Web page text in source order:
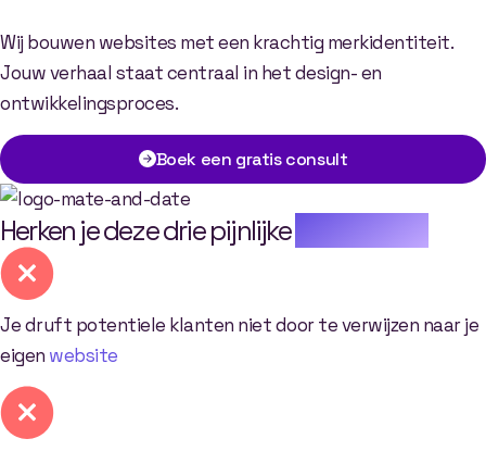
Wij bouwen websites met een krachtig merkidentiteit.
Jouw verhaal staat centraal in het design- en
ontwikkelingsproces.
Boek een gratis consult
Herken je deze drie pijnlijke
Je druft potentiele klanten niet door te verwijzen naar je
eigen website